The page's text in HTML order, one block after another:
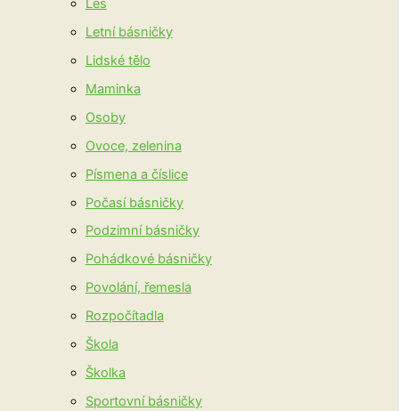
Les
Letní básničky
Lidské tělo
Maminka
Osoby
Ovoce, zelenina
Písmena a číslice
Počasí básničky
Podzimní básničky
Pohádkové básničky
Povolání, řemesla
Rozpočítadla
Škola
Školka
Sportovní básničky